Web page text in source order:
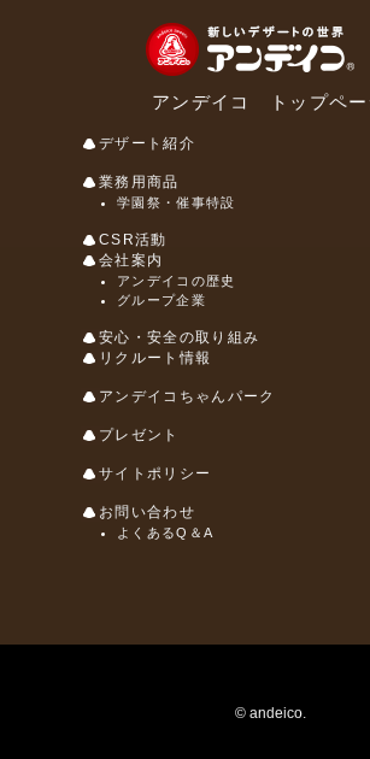
アンデイコ トップペー
デザート紹介
業務用商品
学園祭・催事特設
CSR活動
会社案内
アンデイコの歴史
グループ企業
安心・安全の取り組み
リクルート情報
アンデイコちゃんパーク
プレゼント
サイトポリシー
お問い合わせ
よくあるQ＆A
© andeico.